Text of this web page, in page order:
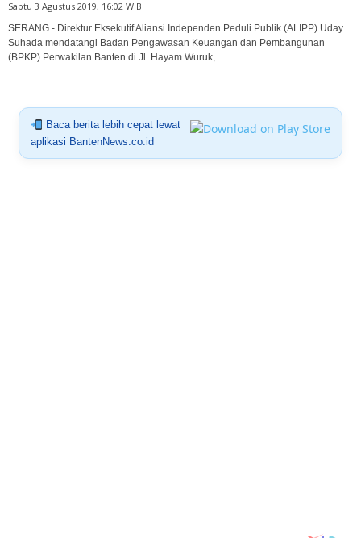
Sabtu 3 Agustus 2019, 16:02 WIB
SERANG - Direktur Eksekutif Aliansi Independen Peduli Publik (ALIPP) Uday
Suhada mendatangi Badan Pengawasan Keuangan dan Pembangunan
(BPKP) Perwakilan Banten di Jl. Hayam Wuruk,...
Baca berita lebih cepat lewat
aplikasi BantenNews.co.id